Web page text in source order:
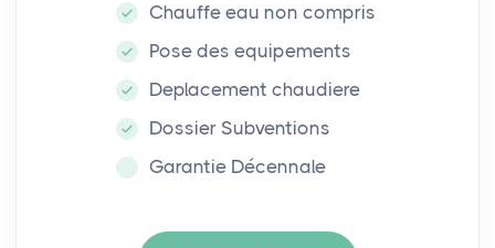
Chauffe eau non compris
Pose des equipements
Deplacement chaudiere
Dossier Subventions
Garantie Décennale